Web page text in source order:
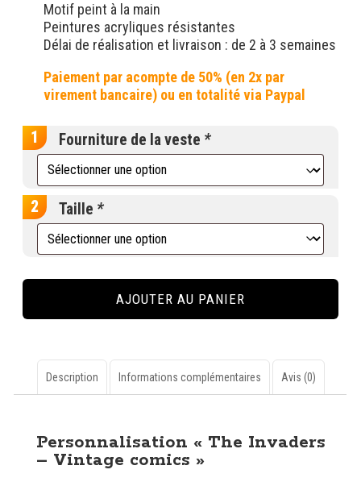
Motif peint à la main
Peintures acryliques résistantes
Délai de réalisation et livraison : de 2 à 3 semaines
Fourniture de la veste *
Taille *
en
custom
"The
Invaders
comics"
AJOUTER AU PANIER
Description Informations complémentaires Avis (0)
Personnalisation « The Invaders
– Vintage comics »